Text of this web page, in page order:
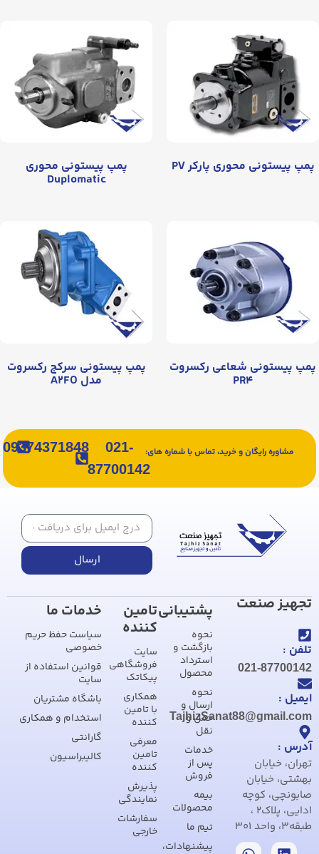
پمپ پیستونی محوری پارکر PV پمپ پیستونی محوری
Duplomatic
پمپ پیستونی شعاعی رکسروت
PR۴
پمپ پیستونی سرکج رکسروت
مدل A۲FO
مشاوره رایگان و خرید، تماس با شماره های:
021-
87700142
09374371848
ارسال
تجهیز صنعت
تلفن :
021-87700142
ایمیل :
TajhizSanat88@gmail.com
آدرس :
تهران، خیابان
بهشتی، خیابان
صابونچی، کوچه
ادایی، پلاک2 ،
طبقه3، واحد 301
پشتیبانی
نحوه
بازگشت و
استرداد
محصول
نحوه
ارسال و
حمل و
نقل
خدمات
پس از
فروش
بیمه
محصولات
تیم ما
پیشنهادات،
تامین
کننده
سایت
فروشگاهی
پیکاتک
همکاری
با تامین
کننده
معرفی
تامین
کننده
پذیرش
نمایندگی
سفارشات
خارجی
خدمات ما
سیاست حفظ حریم
خصوصی
قوانین استفاده از
سایت
باشگاه مشتریان
استخدام و همکاری
گارانتی
کالیبراسیون